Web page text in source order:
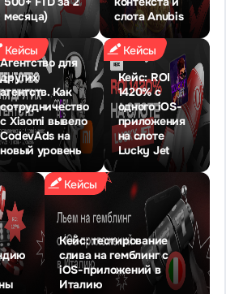
месяца)
слота Anubis
Кейсы
Агентство для
других
агентств. Как
сотрудничество
с Xiaomi вывело
CodevAds на
новый уровень
Кейсы
Кейс: ROI
1420% с
одного iOS-
приложения
на слоте
Lucky Jet
Кейсы
Кейс: тестирование
слива на гемблинг с
iOS-приложений в
Италию